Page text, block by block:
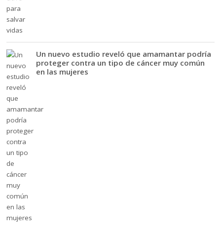
Un nuevo estudio reveló que amamantar podría
proteger contra un tipo de cáncer muy común
en las mujeres